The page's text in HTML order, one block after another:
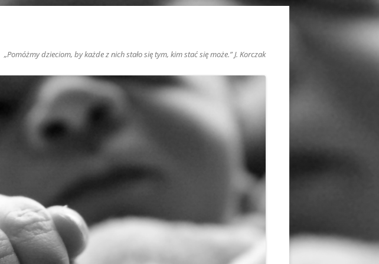
„Pomóżmy dzieciom, by każde z nich stało się tym, kim stać się może.” J. Korczak